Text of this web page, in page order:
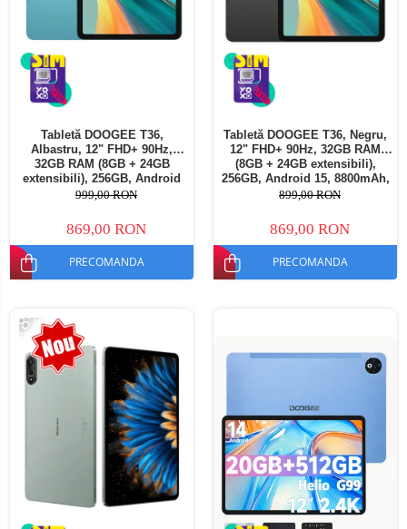
Tabletă DOOGEE T36,
Albastru, 12" FHD+ 90Hz,
32GB RAM (8GB + 24GB
extensibili), 256GB, Android
15, 8800mAh, Dual SIM
999,00 RON
869,00 RON
PRECOMANDA
Tabletă DOOGEE T36, Negru,
12" FHD+ 90Hz, 32GB RAM
(8GB + 24GB extensibili),
256GB, Android 15, 8800mAh,
Dual SIM
899,00 RON
869,00 RON
PRECOMANDA
-18%